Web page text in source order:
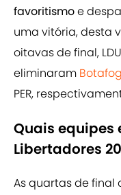
favoritismoe
uma vitória, desta
oitavas de final,
eliminaram
PER,
Quais equipes
Libertadores
As quartas de final